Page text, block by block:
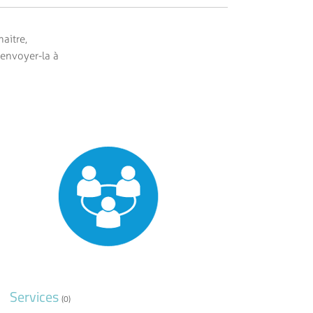
mentionnées dans l'avis d'appel public à la
paru au BOAMP, au JOUE et sur la
la à
Services (0)